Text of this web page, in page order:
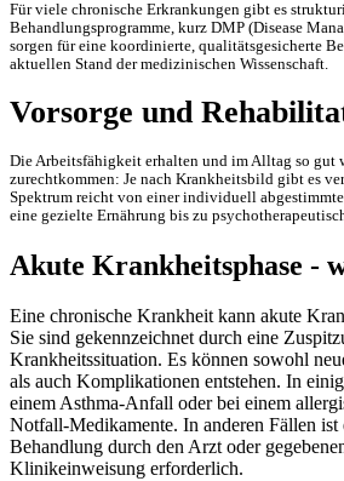
Für viele chronische Erkrankungen gibt es
Behandlungsprogramme, kurz DMP (Disease
sorgen für eine koordinierte, qualitätsgesicherte
aktuellen Stand der medizinischen Wissenschaft.
Vorsorge und
Die Arbeitsfähigkeit erhalten und im Alltag so gut
zurechtkommen: Je nach Krankheitsbild gibt es
Spektrum reicht von einer individuell
eine gezielte Ernährung bis zu
Akute Krankheitsphase -
Eine chronische Krankheit kann akute
Sie sind gekennzeichnet durch eine
Krankheitssituation. Es können sowohl
als auch Komplikationen entstehen. In
einem Asthma-Anfall oder bei einem
Notfall-Medikamente. In anderen Fällen ist
Behandlung durch den Arzt oder
Klinikeinweisung erforderlich.